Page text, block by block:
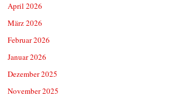
April 2026
März 2026
Februar 2026
Januar 2026
Dezember 2025
November 2025